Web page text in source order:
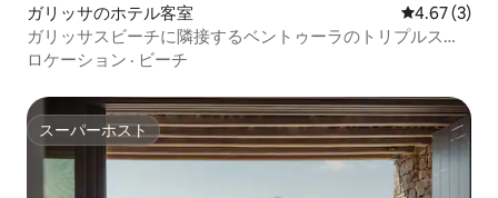
ガリッサのホテル客室 レビュー3
4.67 (3)
ガリッサスビーチに隣接するベントゥーラのトリプルスタ
ジオ
ロケーション · ビーチ
スーパーホスト
スーパーホスト